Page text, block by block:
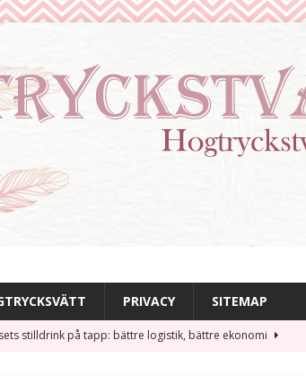
PRIVACY SITEMAP
stilldrink på tapp: bättre logistik, bättre ekonomi